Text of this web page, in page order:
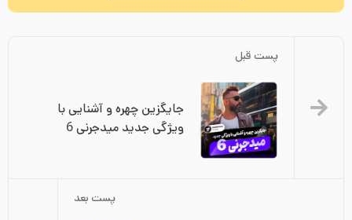
پست قبل
جایگزین چهره و آشنایی با
ویژگی جدید میدجرنی 6
پست بعد